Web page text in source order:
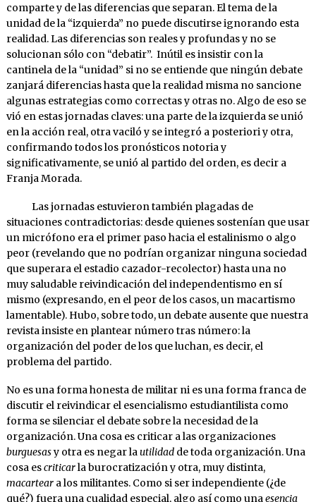
comparte y de las diferencias que separan. El tema de la
unidad de la “izquierda” no puede discutirse ignorando esta
realidad. Las diferencias son reales y profundas y no se
solucionan sólo con “debatir”. Inútil es insistir con la
cantinela de la “unidad” si no se entiende que ningún debate
zanjará diferencias hasta que la realidad misma no sancione
algunas estrategias como correctas y otras no. Algo de eso se
vió en estas jornadas claves: una parte de la izquierda se unió
en la acción real, otra vaciló y se integró a posteriori y otra,
confirmando todos los pronósticos notoria y
significativamente, se unió al partido del orden, es decir a
Franja Morada.
Las jornadas estuvieron también plagadas de
situaciones contradictorias: desde quienes sostenían que usar
un micrófono era el primer paso hacia el estalinismo o algo
peor (revelando que no podrían organizar ninguna sociedad
que superara el estadio cazador-recolector) hasta una no
muy saludable reivindicación del independentismo en sí
mismo (expresando, en el peor de los casos, un macartismo
lamentable). Hubo, sobre todo, un debate ausente que nuestra
revista insiste en plantear número tras número: la
organización del poder de los que luchan, es decir, el
problema del partido.
No es una forma honesta de militar ni es una forma franca de
discutir el reivindicar el esencialismo estudiantilista como
forma se silenciar el debate sobre la necesidad de la
organización. Una cosa es criticar a las organizaciones
burguesasy otra es negar lautilidadde toda organización. Una
cosa escriticarla burocratización y otra, muy distinta,
macarteara los militantes. Como si ser independiente (¿de
qué?) fuera una cualidad especial, algo así como unaesencia